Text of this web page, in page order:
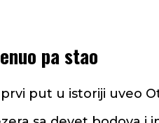
pa stao
prvi put u istoriji uveo